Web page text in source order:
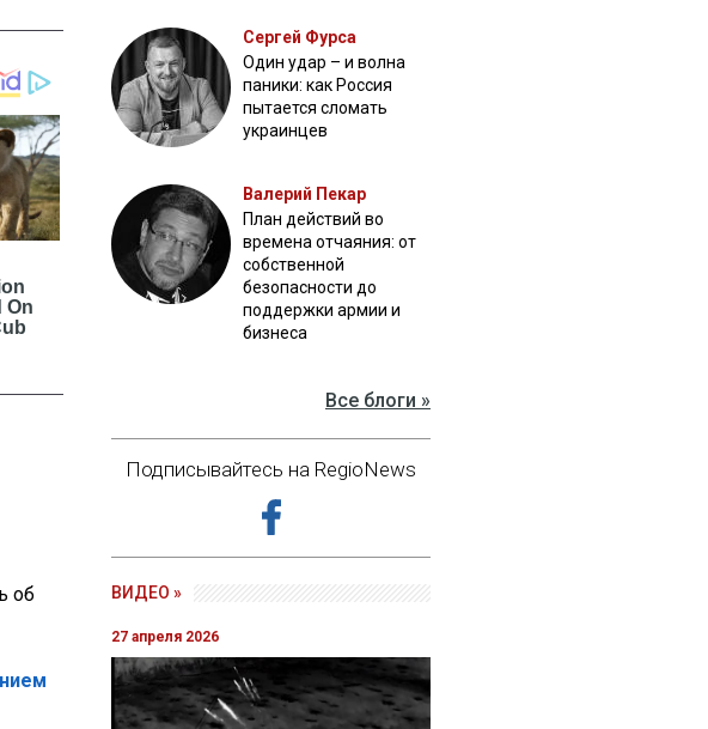
об
Сергей Фурса
Один удар – и волна
паники: как Россия
пытается сломать
украинцев
Валерий Пекар
План действий во
времена отчаяния: от
собственной
безопасности до
поддержки армии и
бизнеса
Все блоги »
Подписывайтесь на RegioNews
ВИДЕО »
27 апреля 2026